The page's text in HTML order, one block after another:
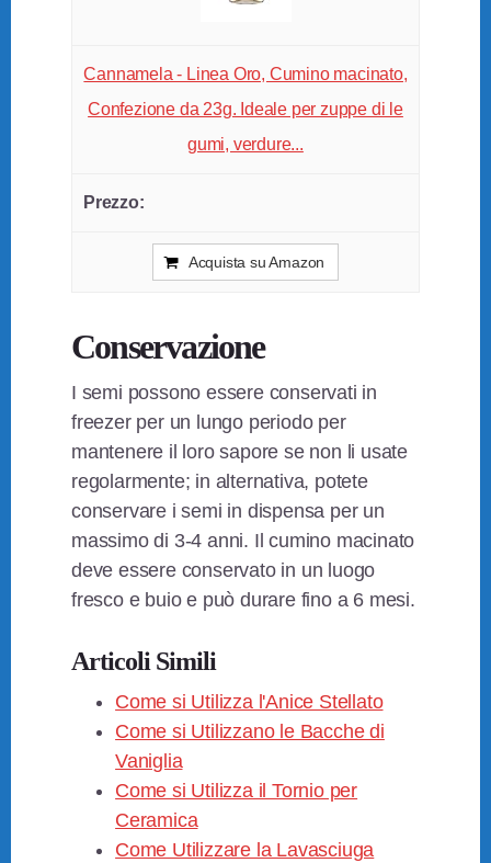
Cannamela - Linea Oro, Cumino macinato,
Confezione da 23g. Ideale per zuppe di le
gumi, verdure...
Acquista su Amazon
Conservazione
I semi possono essere conservati in
freezer per un lungo periodo per
mantenere il loro sapore se non li usate
regolarmente; in alternativa, potete
conservare i semi in dispensa per un
massimo di 3-4 anni. Il cumino macinato
deve essere conservato in un luogo
fresco e buio e può durare fino a 6 mesi.
Articoli Simili
Come si Utilizza l'Anice Stellato
Come si Utilizzano le Bacche di
Vaniglia
Come si Utilizza il Tornio per
Ceramica
Come Utilizzare la Lavasciuga